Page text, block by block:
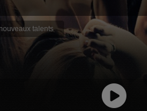
talents